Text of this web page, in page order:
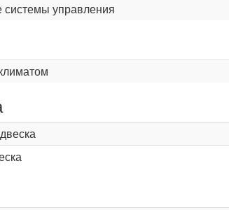
системы управления